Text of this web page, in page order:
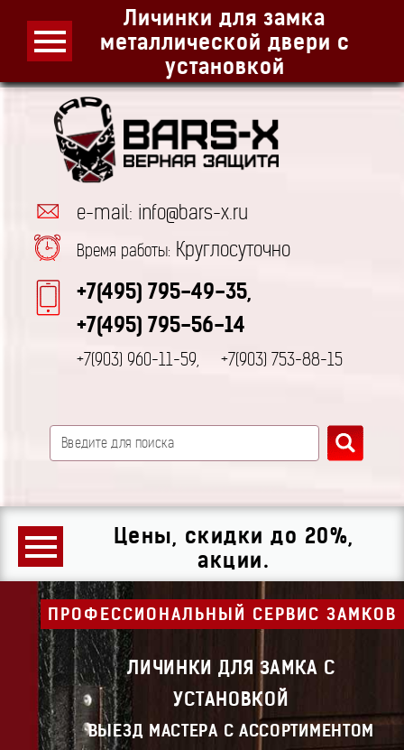
Личинки для замка
металлической двери с
установкой
e-mail: info@bars-x.ru
Время работы: Круглосуточно
+7(495) 795-49-35,
+7(495) 795-56-14
+7(903) 960-11-59, +7(903) 753-88-15
Цены, скидки до 20%,
акции.
ПРОФЕССИОНАЛЬНЫЙ СЕРВИС ЗАМКОВ
ЛИЧИНКИ ДЛЯ ЗАМКА С
УСТАНОВКОЙ
ВЫЕЗД МАСТЕРА С АССОРТИМЕНТОМ